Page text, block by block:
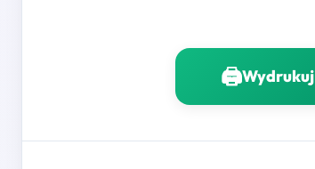
🖨️Wydrukuj